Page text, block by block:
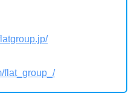
flat_group_/